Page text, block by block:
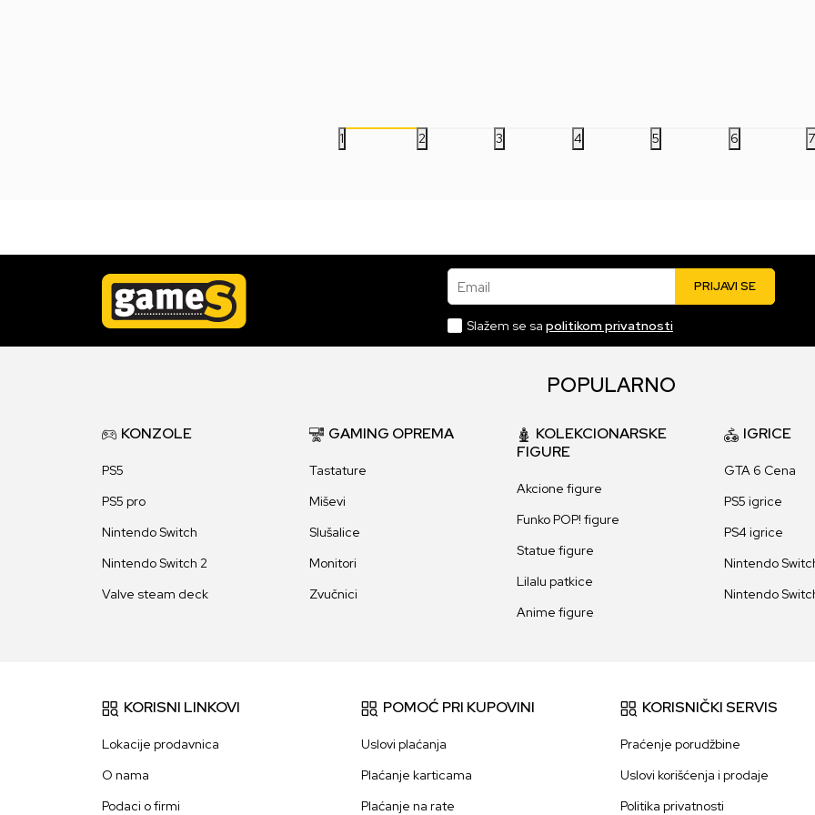
1 2 3 4 5 6 7
Email PRIJAVI SE
Slažem se sa politikom privatnosti
POPULARNO
KONZOLE
PS5
PS5 pro
Nintendo Switch
Nintendo Switch 2
Valve steam deck
GAMING OPREMA
Tastature
Miševi
Slušalice
Monitori
Zvučnici
KOLEKCIONARSKE
FIGURE
Akcione figure
Funko POP! figure
Statue figure
Lilalu patkice
Anime figure
IGRICE
GTA 6 Cena
PS5 igrice
PS4 igrice
Nintendo
Nintendo
KORISNI LINKOVI
Lokacije prodavnica
O nama
Podaci o firmi
POMOĆ PRI KUPOVINI
Uslovi plaćanja
Plaćanje karticama
Plaćanje na rate
KORISNIČKI SERVIS
Praćenje porudžbine
Uslovi korišćenja i prodaje
Politika privatnosti